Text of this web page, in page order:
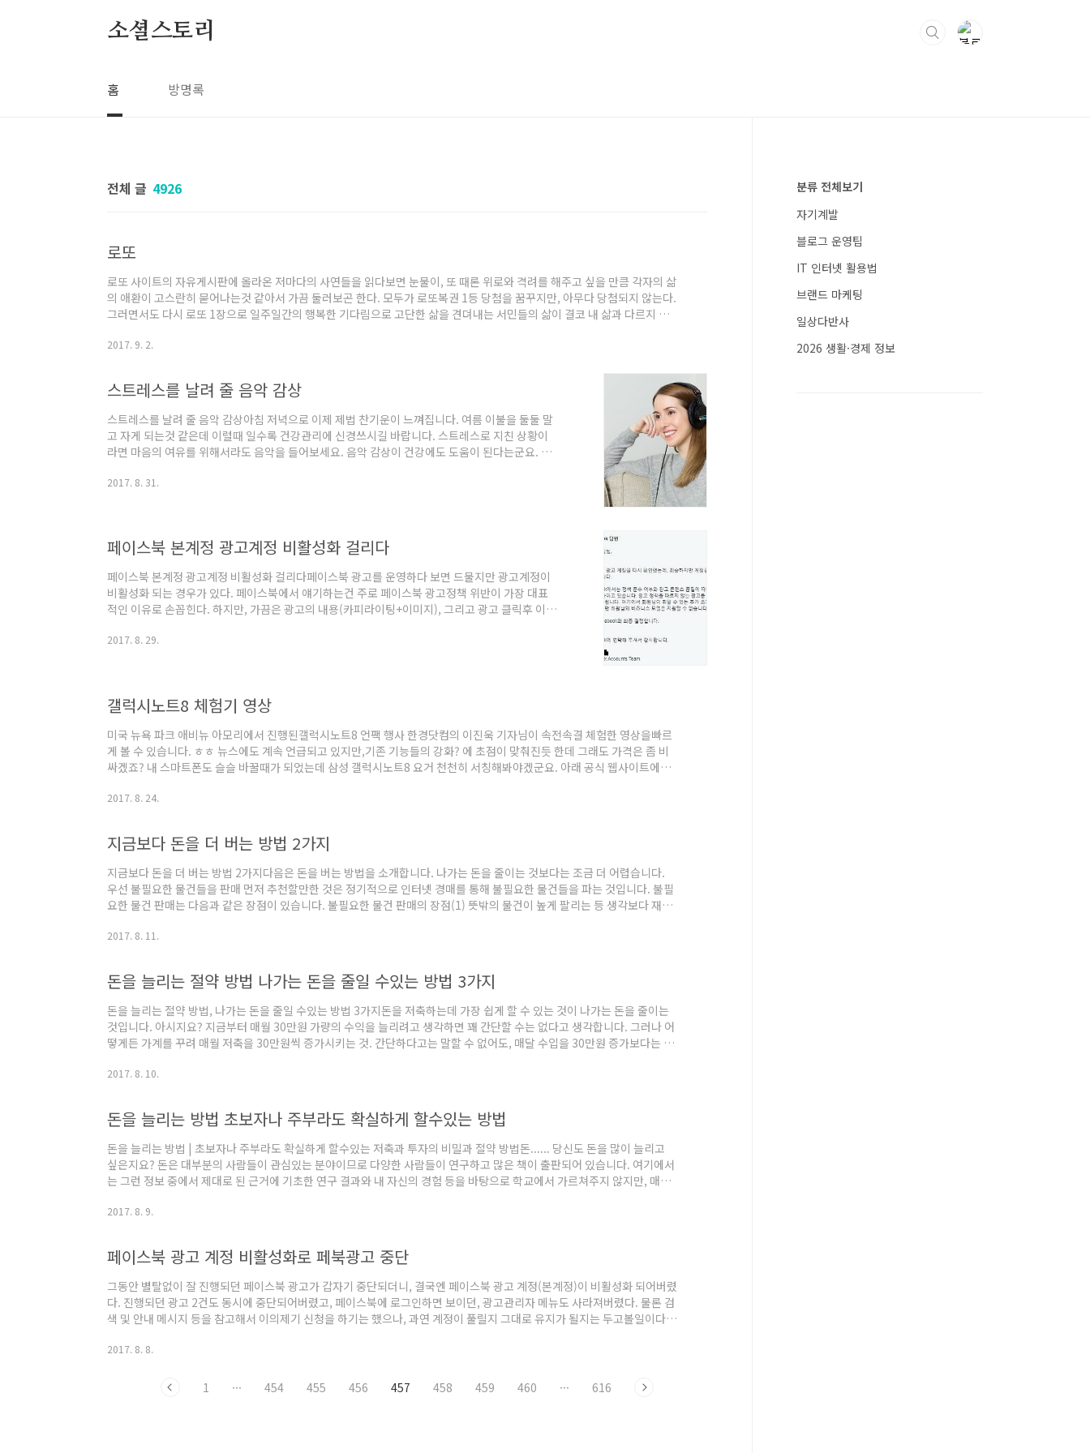
소셜스토리
홈 방명록
전체 글 4926
로또
로또 사이트의 자유게시판에 올라온 저마다의 사연들을 읽다보면 눈물이, 또 때론 위로와 격려를 해주고 싶을 만큼 각자의 삶
의 애환이 고스란히 묻어나는것 같아서 가끔 둘러보곤 한다. 모두가 로또복권 1등 당첨을 꿈꾸지만, 아무다 당첨되지 않는다.
그러면서도 다시 로또 1장으로 일주일간의 행복한 기다림으로 고단한 삶을 견뎌내는 서민들의 삶이 결코 내 삶과 다르지 않
2017. 9. 2.
스트레스를 날려 줄 음악 감상
스트레스를 날려 줄 음악 감상아침 저녁으로 이제 제법 찬기운이 느껴집니다. 여름 이불을 둘둘 말
고 자게 되는것 같은데 이럴때 일수록 건강관리에 신경쓰시길 바랍니다. 스트레스로 지친 상황이
라면 마음의 여유를 위해서라도 음악을 들어보세요. 음악 감상이 건강에도 도움이 된다는군요. 음
병사들보다 스트레스에 취약했다고 합니다. 그만큼 우리 몸은 스트레스의 영향을 많이 받는데요.
2017. 8. 31.
페이스북 본계정 광고계정 비활성화 걸리다
페이스북 본계정 광고계정 비활성화 걸리다페이스북 광고를 운영하다 보면 드물지만 광고계정이
비활성화 되는 경우가 있다. 페이스북에서 얘기하는건 주로 페이스북 광고정책 위반이 가장 대표
적인 이유로 손꼽힌다. 하지만, 가끔은 광고의 내용(카피라이팅+이미지), 그리고 광고 클릭후 이동
우도 있을거다. 내 경우가 딱 그러하니까. 그래서 두어번의 이의제기를 신청해둔 상태이기도 하다.
2017. 8. 29.
갤럭시노트8 체험기 영상
미국 뉴욕 파크 애비뉴 아모리에서 진행된갤럭시노트8 언팩 행사 한경닷컴의 이진욱 기자님이 속전속결 체험한 영상을빠르
게 볼 수 있습니다. ㅎㅎ 뉴스에도 계속 언급되고 있지만,기존 기능들의 강화? 에 초점이 맞춰진듯 한데 그래도 가격은 좀 비
싸겠죠? 내 스마트폰도 슬슬 바꿀때가 되었는데 삼성 갤럭시노트8 요거 천천히 서칭해봐야겠군요. 아래 공식 웹사이트에서
2017. 8. 24.
지금보다 돈을 더 버는 방법 2가지
지금보다 돈을 더 버는 방법 2가지다음은 돈을 버는 방법을 소개합니다. 나가는 돈을 줄이는 것보다는 조금 더 어렵습니다.
우선 불필요한 물건들을 판매 먼저 추천할만한 것은 정기적으로 인터넷 경매를 통해 불필요한 물건들을 파는 것입니다. 불필
요한 물건 판매는 다음과 같은 장점이 있습니다. 불필요한 물건 판매의 장점(1) 뜻밖의 물건이 높게 팔리는 등 생각보다 재미
판매, 벼룩 시장 or 프리마켓 등이 인기입니다. 특히 여성에게 인기가 있는것은 입지 않는 옷 등이 있으며, 타이밍 좋게 원하
2017. 8. 11.
돈을 늘리는 절약 방법 나가는 돈을 줄일 수있는 방법 3가지
돈을 늘리는 절약 방법, 나가는 돈을 줄일 수있는 방법 3가지돈을 저축하는데 가장 쉽게 할 수 있는 것이 나가는 돈을 줄이는
것입니다. 아시지요? 지금부터 매월 30만원 가량의 수익을 늘리려고 생각하면 꽤 간단할 수는 없다고 생각합니다. 그러나 어
떻게든 가계를 꾸려 매월 저축을 30만원씩 증가시키는 것. 간단하다고는 말할 수 없어도, 매달 수입을 30만원 증가보다는 어
이 없네(혹은 적다거나) 어디다 쓴 거지?"라고 생각한 것은 없습니까? 이러한 일이 없도록 먼저해야 할 일은 돈의 출입을 보
2017. 8. 10.
돈을 늘리는 방법 초보자나 주부라도 확실하게 할수있는 방법
돈을 늘리는 방법 | 초보자나 주부라도 확실하게 할수있는 저축과 투자의 비밀과 절약 방법돈...... 당신도 돈을 많이 늘리고
싶은지요? 돈은 대부분의 사람들이 관심있는 분야이므로 다양한 사람들이 연구하고 많은 책이 출판되어 있습니다. 여기에서
는 그런 정보 중에서 제대로 된 근거에 기초한 연구 결과와 내 자신의 경험 등을 바탕으로 학교에서 가르쳐주지 않지만, 매우
십니까? 잘 생각하면, 그 방법은 다음 세 가지 밖에 없습니다. (1) 나가는 돈을 줄이기 (지출을 줄이기)(2) 돈을 지금보다 더 벌
2017. 8. 9.
페이스북 광고 계정 비활성화로 페북광고 중단
그동안 별탈없이 잘 진행되던 페이스북 광고가 갑자기 중단되더니, 결국엔 페이스북 광고 계정(본계정)이 비활성화 되어버렸
다. 진행되던 광고 2건도 동시에 중단되어버렸고, 페이스북에 로그인하면 보이던, 광고관리자 메뉴도 사라져버렸다. 물론 검
색 및 안내 메시지 등을 참고해서 이의제기 신청을 하기는 했으나, 과연 계정이 풀릴지 그대로 유지가 될지는 두고볼일이다.
다 무시하고, 새로 광고 만들려니 그것도 귀찮은데...ㅎㅎ
2017. 8. 8.
1 ··· 454 455 456 457 458 459 460 ··· 616
분류 전체보기
자기계발
블로그 운영팁
IT 인터넷 활용법
브랜드 마케팅
일상다반사
2026 생활·경제 정보